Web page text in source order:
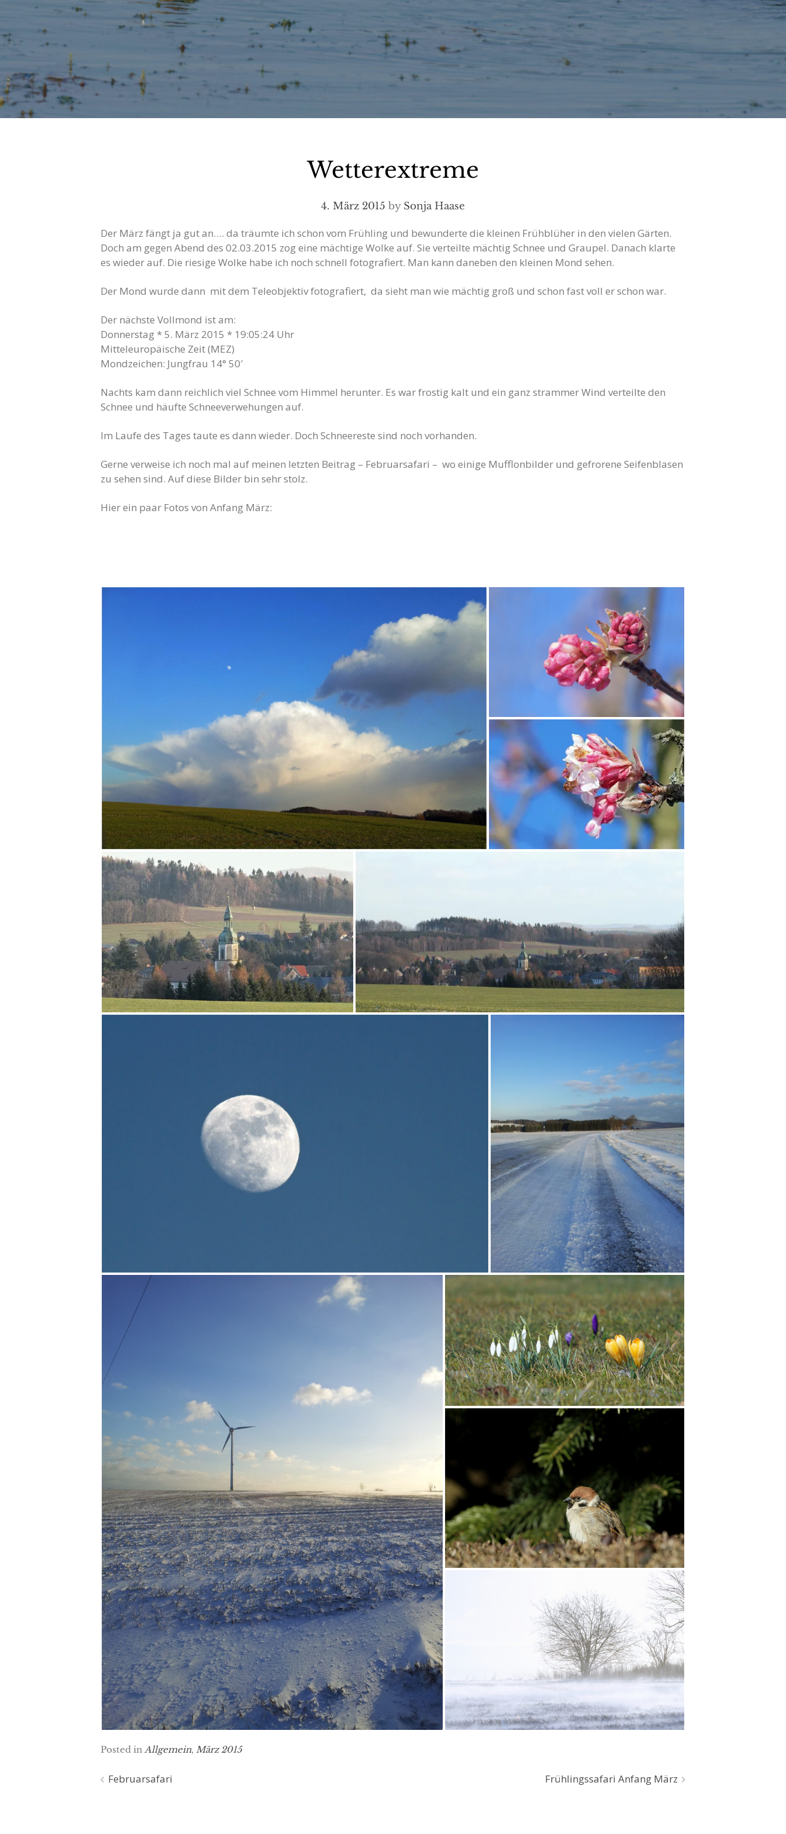
Wetterextreme
4. März 2015 by Sonja Haase
Der März fängt ja gut an…. da träumte ich schon vom Frühling und bewunderte die kleinen Frühblüher in den vielen Gärten.
Doch am gegen Abend des 02.03.2015 zog eine mächtige Wolke auf. Sie verteilte mächtig Schnee und Graupel. Danach klarte
es wieder auf. Die riesige Wolke habe ich noch schnell fotografiert. Man kann daneben den kleinen Mond sehen.
Der Mond wurde dann mit dem Teleobjektiv fotografiert, da sieht man wie mächtig groß und schon fast voll er schon war.
Der nächste Vollmond ist am:
Donnerstag * 5. März 2015 * 19:05:24 Uhr
Mitteleuropäische Zeit (MEZ)
Mondzeichen: Jungfrau 14° 50′
Nachts kam dann reichlich viel Schnee vom Himmel herunter. Es war frostig kalt und ein ganz strammer Wind verteilte den
Schnee und häufte Schneeverwehungen auf.
Im Laufe des Tages taute es dann wieder. Doch Schneereste sind noch vorhanden.
Gerne verweise ich noch mal auf meinen letzten Beitrag – Februarsafari – wo einige Mufflonbilder und gefrorene Seifenblasen
zu sehen sind. Auf diese Bilder bin sehr stolz.
Hier ein paar Fotos von Anfang März:
Posted in Allgemein, März 2015
Beitragsnavigation
Februarsafari Frühlingssafari Anfang März